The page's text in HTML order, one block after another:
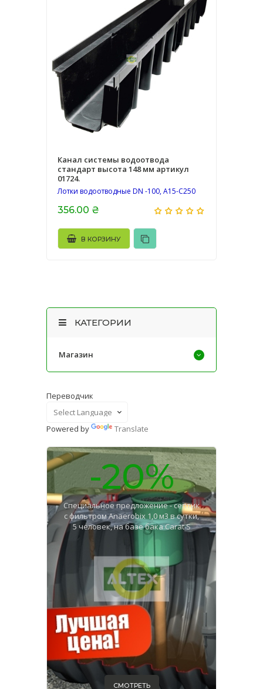
Канал системы водоотвода
стандарт высота 148 мм артикул
01724.
Лотки водоотводные DN -100, A15-C250
356.00 ₴
В КОРЗИНУ
КАТЕГОРИИ
Магазин
Переводчик
Powered by Translate
-20%
Специальное предложение - септик
с фильтром Anaerobix 1,0 м3 в сутки,
5 человек, на базе бака Carat S
СМОТРЕТЬ